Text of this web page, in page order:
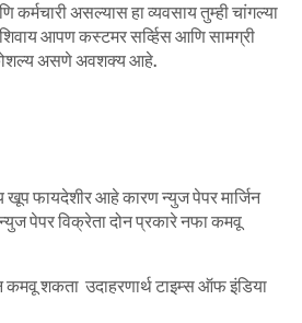
असल्यास हा व्यवसाय तुम्ही चांगल्या
आपण कस्टमर सर्व्हिस आणि सामग्री
असणे अवशक्य आहे.
खूप फायदेशीर आहे कारण न्युज पेपर मार्जिन
पेपर विक्रेता दोन प्रकारे नफा कमवू
शकता उदाहरणार्थ टाइम्स ऑफ इंडिया